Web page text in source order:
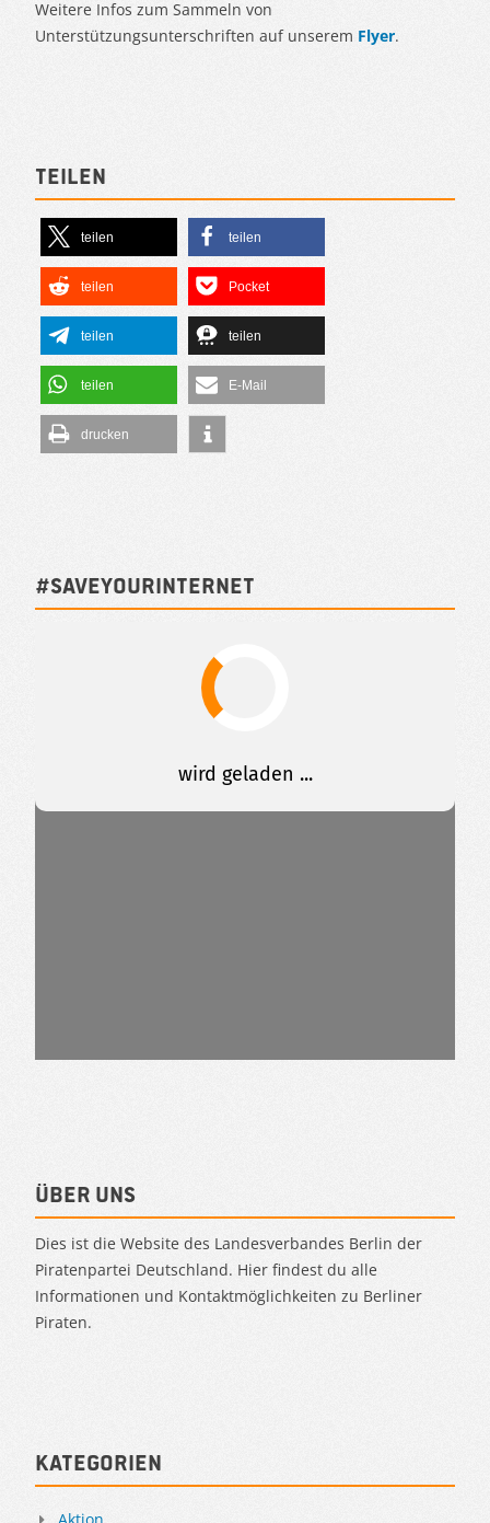
Weitere Infos zum Sammeln von
Unterstützungsunterschriften auf unserem Flyer.
Teilen
teilen teilen
teilen Pocket
teilen teilen
teilen E-Mail
drucken
#SAVEYOURINTERNET
Über uns
Dies ist die Website des Landesverbandes Berlin der
Piratenpartei Deutschland. Hier findest du alle
Informationen und Kontaktmöglichkeiten zu Berliner
Piraten.
Kategorien